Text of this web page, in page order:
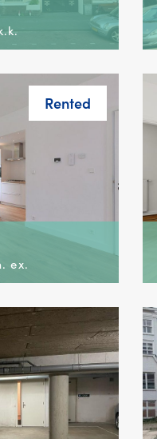
Rented
ex.